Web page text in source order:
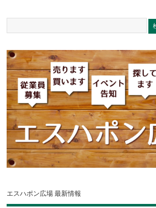
エスハポン広場 最新情報